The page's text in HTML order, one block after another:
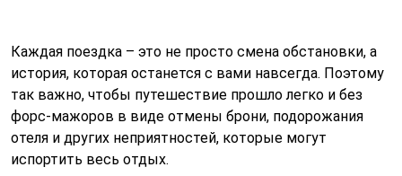
Каждая поездка – это не просто смена обстановки, а
история, которая останется с вами навсегда. Поэтому
так важно, чтобы путешествие прошло легко и без
форс-мажоров в виде отмены брони, подорожания
отеля и других неприятностей, которые могут
испортить весь отдых.